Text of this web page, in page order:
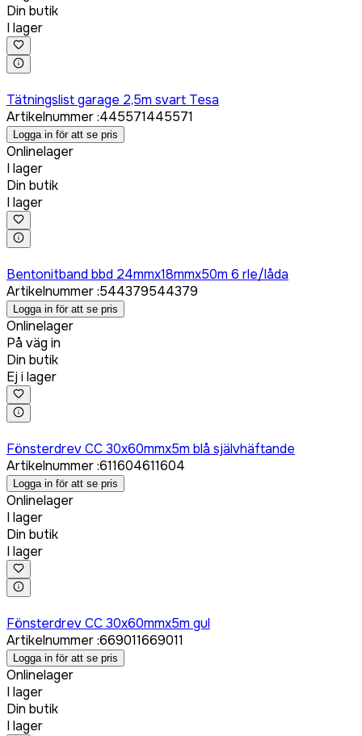
Din butik
I lager
Tätningslist garage 2,5m svart Tesa
Artikelnummer:445571445571
Logga in för att se pris
Onlinelager
I lager
Din butik
I lager
Bentonitband bbd 24mmx18mmx50m 6 rle/låda
Artikelnummer:544379544379
Logga in för att se pris
Onlinelager
På väg in
Din butik
Ej i lager
Fönsterdrev CC 30x60mmx5m blå självhäftande
Artikelnummer:611604611604
Logga in för att se pris
Onlinelager
I lager
Din butik
I lager
Fönsterdrev CC 30x60mmx5m gul
Artikelnummer:669011669011
Logga in för att se pris
Onlinelager
I lager
Din butik
I lager